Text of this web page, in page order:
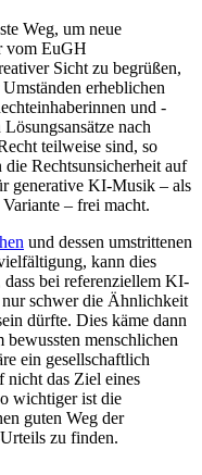
Weg, um neue
vom EuGH
Sicht zu begrüßen,
erheblichen
und -
nach
teilweise sind, so
die Rechtsunsicherheit auf
generative KI-Musik – als
– frei macht.
und dessen umstrittenen
kann dies
dass bei referenziellem KI-
schwer die Ähnlichkeit
dürfte. Dies käme dann
menschlichen
ein gesellschaftlich
nicht das Ziel eines
wichtiger ist die
guten Weg der
zu finden.